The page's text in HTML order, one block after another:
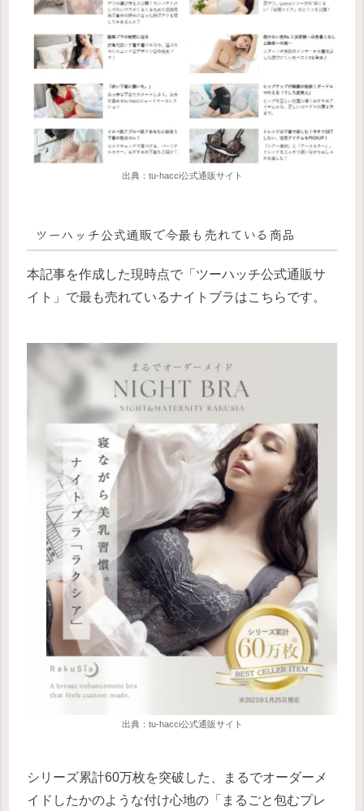
出典：tu-hacci公式通販サイト
ツーハッチ公式通販で今最も売れている商品
本記事を作成した現時点で「ツーハッチ公式通販サ
イト」で最も売れているナイトブラはこちらです。
出典：tu-hacci公式通販サイト
シリーズ累計60万枚を突破した、まるでオーダーメ
イドしたかのような付け心地の「まるごと包むプレ